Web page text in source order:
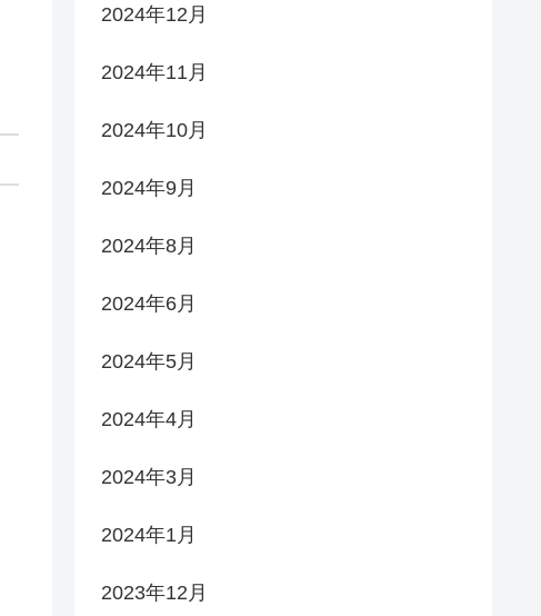
2024年12月
2024年11月
2024年10月
2024年9月
2024年8月
2024年6月
2024年5月
2024年4月
2024年3月
2024年1月
2023年12月